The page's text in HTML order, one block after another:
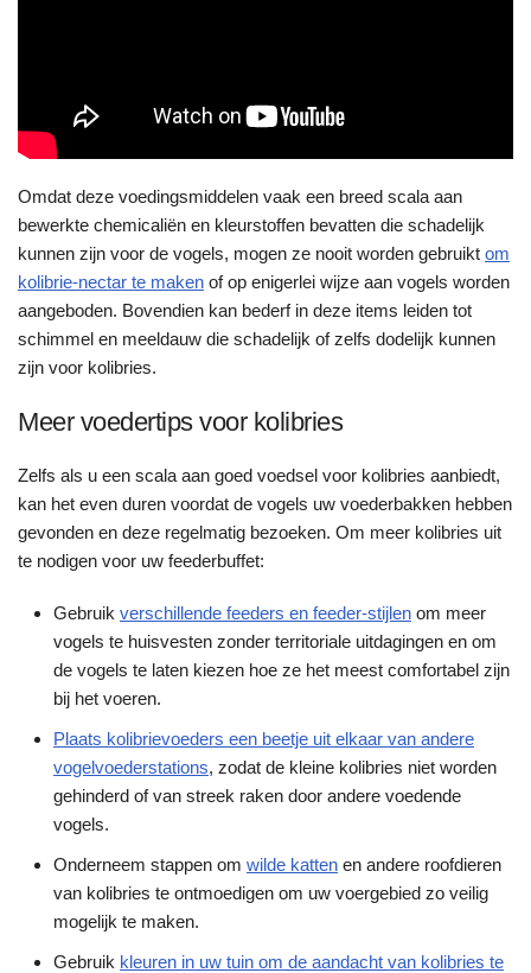
Omdat deze voedingsmiddelen vaak een breed scala aan
bewerkte chemicaliën en kleurstoffen bevatten die schadelijk
kunnen zijn voor de vogels, mogen ze nooit worden gebruikt om
kolibrie-nectar te maken of op enigerlei wijze aan vogels worden
aangeboden. Bovendien kan bederf in deze items leiden tot
schimmel en meeldauw die schadelijk of zelfs dodelijk kunnen
zijn voor kolibries.
Meer voedertips voor kolibries
Zelfs als u een scala aan goed voedsel voor kolibries aanbiedt,
kan het even duren voordat de vogels uw voederbakken hebben
gevonden en deze regelmatig bezoeken. Om meer kolibries uit
te nodigen voor uw feederbuffet:
Gebruik verschillende feeders en feeder-stijlen om meer
vogels te huisvesten zonder territoriale uitdagingen en om
de vogels te laten kiezen hoe ze het meest comfortabel zijn
bij het voeren.
Plaats kolibrievoeders een beetje uit elkaar van andere
vogelvoederstations, zodat de kleine kolibries niet worden
gehinderd of van streek raken door andere voedende
vogels.
Onderneem stappen om wilde katten en andere roofdieren
van kolibries te ontmoedigen om uw voergebied zo veilig
mogelijk te maken.
Gebruik kleuren in uw tuin om de aandacht van kolibries te